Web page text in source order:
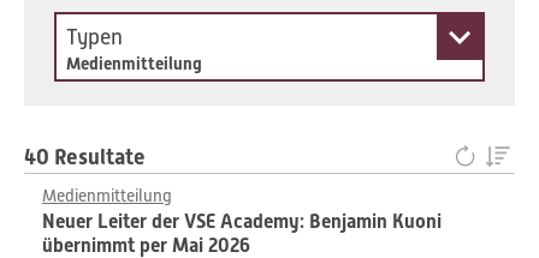
Typen
Medienmitteilung
40 Resultate
Medienmitteilung
Neuer Leiter der VSE Academy: Benjamin Kuoni
übernimmt per Mai 2026